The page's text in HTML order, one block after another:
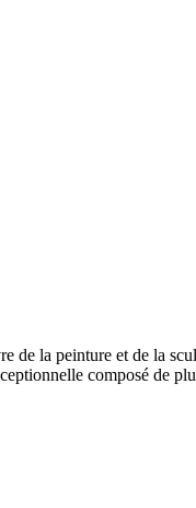
la peinture et de la
composé de